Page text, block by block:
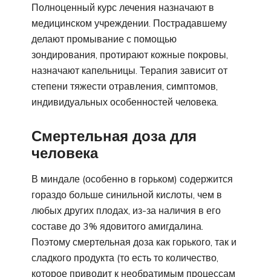
Полноценный курс лечения назначают в
медицинском учреждении. Пострадавшему
делают промывание с помощью
зондирования, протирают кожные покровы,
назначают капельницы. Терапия зависит от
степени тяжести отравления, симптомов,
индивидуальных особенностей человека.
Смертельная доза для
человека
В миндале (особенно в горьком) содержится
гораздо больше синильной кислоты, чем в
любых других плодах, из-за наличия в его
составе до 3% ядовитого амигдалина.
Поэтому смертельная доза как горького, так и
сладкого продукта (то есть то количество,
которое приводит к необратимым процессам